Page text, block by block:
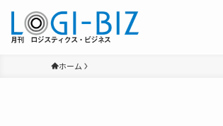
ホーム